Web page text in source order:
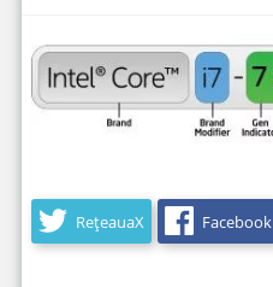
RețeauaX Facebook